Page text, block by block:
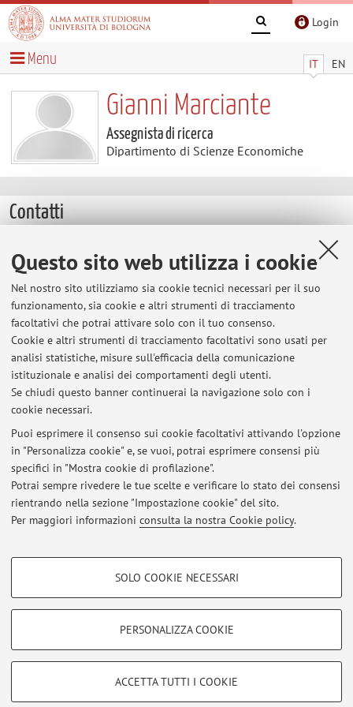
Questo sito web utilizza i cookie
Nel nostro sito utilizziamo sia cookie tecnici necessari per il suo
funzionamento, sia cookie e altri strumenti di tracciamento
facoltativi che potrai attivare solo con il tuo consenso.
Cookie e altri strumenti di tracciamento facoltativi sono usati per
analisi statistiche, misure sull'efficacia della comunicazione
istituzionale e analisi dei comportamenti degli utenti.
Se chiudi questo banner continuerai la navigazione solo con i
cookie necessari.
Puoi esprimere il consenso sui cookie facoltativi attivando l'opzione
in "Personalizza cookie" e, se vuoi, potrai esprimere consensi più
specifici in "Mostra cookie di profilazione".
Potrai sempre rivedere le tue scelte e verificare lo stato dei consensi
rientrando nella sezione "Impostazione cookie" del sito.
Per maggiori informazioni consulta la nostra Cookie policy.
COOKIE DI PROFILAZIONE - FACOLTATIVI
COOKIE TECNICI - NECESSARI
SOLO COOKIE NECESSARI
PERSONALIZZA COOKIE
ACCETTA TUTTI I COOKIE
Login
IT EN
Menu
Gianni Marciante
Assegnista di ricerca
Dipartimento di Scienze Economiche
Contatti
E-mail: gianni.marciante@unibo.it
Altri contatti
Web:
Vai al sito personale
Dipartimento di Scienze Economiche
Piazza Scaravilli 2, Bologna -
Vai alla mappa
Ultimi avvisi
Al momento non sono presenti avvisi.
Area riservata
Accedi tramiteloginper gestire tutti i contenuti del sito.
Zamboni, 33 - 40126 Bologna - Partita IVA: 01131710376
Privacy|Note legali|Impostazioni Cookie